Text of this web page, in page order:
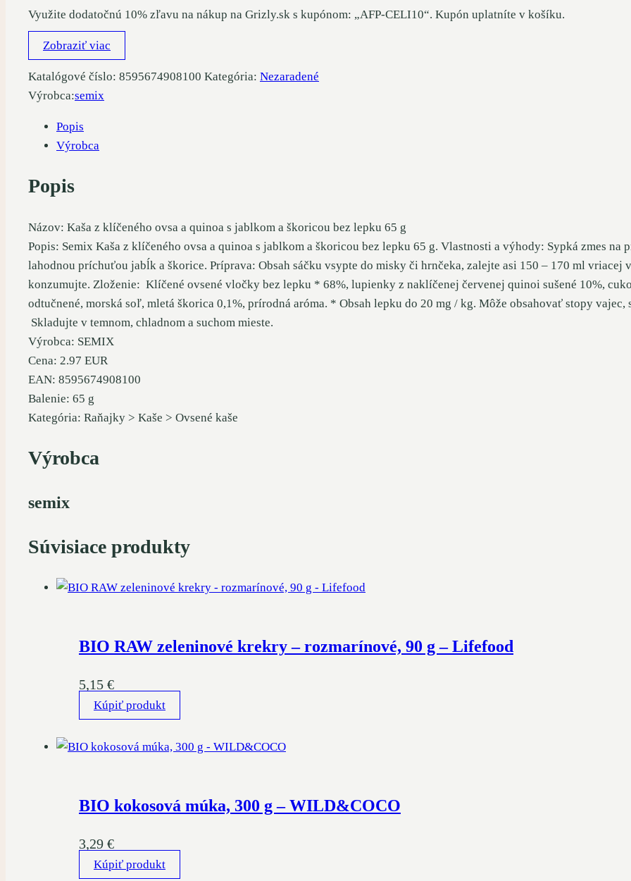
Využite dodatočnú 10% zľavu na nákup na Grizly.sk s kupónom: „AFP-CELI10“. Kupón uplatníte v košíku.
Zobraziť viac
Katalógové číslo: 8595674908100 Kategória: Nezaradené
Výrobca:semix
Popis
Výrobca
Popis
Názov: Kaša z klíčeného ovsa a quinoa s jablkom a škoricou bez lepku 65 g
Popis: Semix Kaša z klíčeného ovsa a quinoa s jablkom a škoricou bez lepku 65 g. Vlastnosti a výhody: Sypká zmes na
lahodnou príchuťou jabĺk a škorice. Príprava: Obsah sáčku vsypte do misky či hrnčeka, zalejte asi 150 – 170 ml vriacej
konzumujte. Zloženie: Klíčené ovsené vločky bez lepku * 68%, lupienky z naklíčenej červenej quinoi sušené 10%,
odtučnené, morská soľ, mletá škorica 0,1%, prírodná aróma. * Obsah lepku do 20 mg / kg. Môže obsahovať stopy
Skladujte v temnom, chladnom a suchom mieste.
Výrobca: SEMIX
Cena: 2.97 EUR
EAN: 8595674908100
Balenie: 65 g
Kategória: Raňajky > Kaše > Ovsené kaše
Výrobca
semix
Súvisiace produkty
BIO RAW zeleninové krekry – rozmarínové, 90 g – Lifefood
5,15 €
Kúpiť produkt
BIO kokosová múka, 300 g – WILD&COCO
3,29 €
Kúpiť produkt